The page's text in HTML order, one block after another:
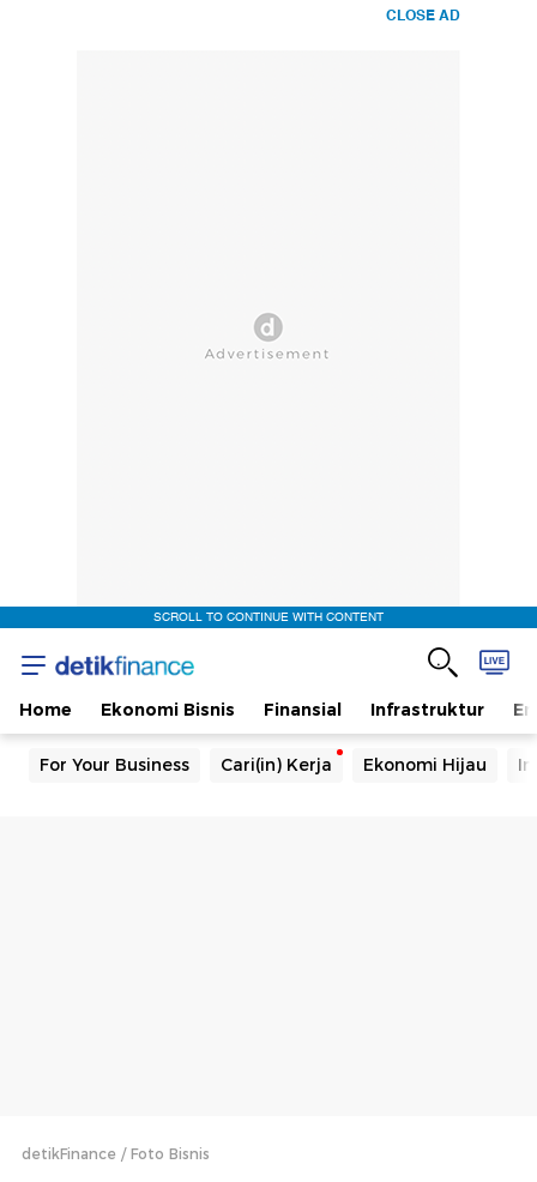
CLOSE AD
SCROLL TO CONTINUE WITH CONTENT
Home Ekonomi Bisnis Finansial Infrastruktur
For Your Business Cari(in) Kerja Ekonomi Hijau
detikFinance Foto Bisnis